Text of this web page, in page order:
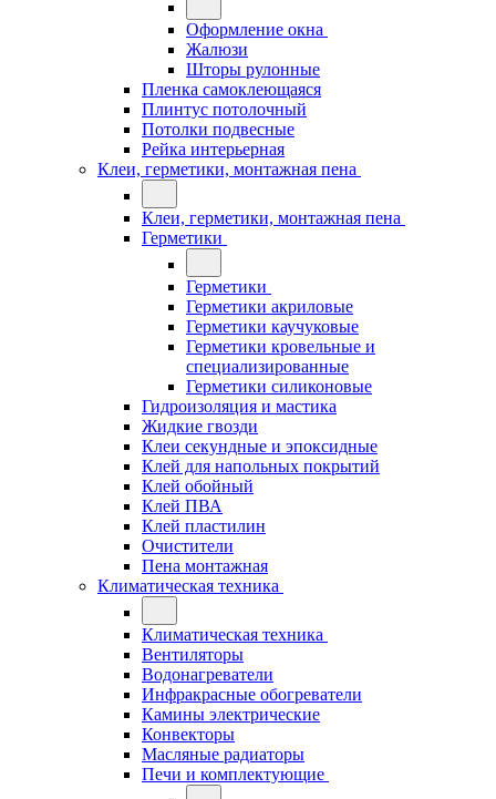
Оформление окна
Жалюзи
Шторы рулонные
Пленка самоклеющаяся
Плинтус потолочный
Потолки подвесные
Рейка интерьерная
Клеи, герметики, монтажная пена
Клеи, герметики, монтажная пена
Герметики
Герметики
Герметики акриловые
Герметики каучуковые
Герметики кровельные и
специализированные
Герметики силиконовые
Гидроизоляция и мастика
Жидкие гвозди
Клеи секундные и эпоксидные
Клей для напольных покрытий
Клей обойный
Клей ПВА
Клей пластилин
Очистители
Пена монтажная
Климатическая техника
Климатическая техника
Вентиляторы
Водонагреватели
Инфракрасные обогреватели
Камины электрические
Конвекторы
Масляные радиаторы
Печи и комплектующие